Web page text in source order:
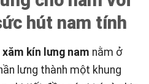
hút nam tính
xăm kín lưng nam nằm ở
lưng thành một khung